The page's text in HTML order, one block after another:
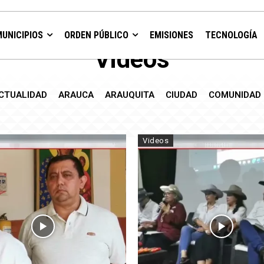
ORDEN PÚBLICO EMISIONES TECNOLOGÍA
Videos
ARAUCA ARAUQUITA CIUDAD COMUNIDAD
Videos